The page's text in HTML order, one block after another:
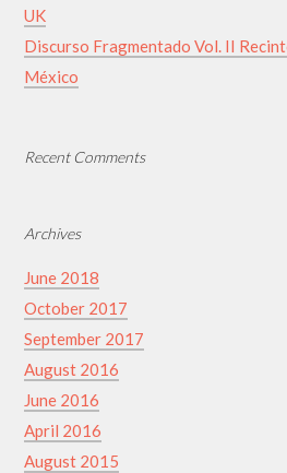
UK
Discurso Fragmentado Vol. II
México
Recent Comments
Archives
June 2018
October 2017
September 2017
August 2016
June 2016
April 2016
August 2015